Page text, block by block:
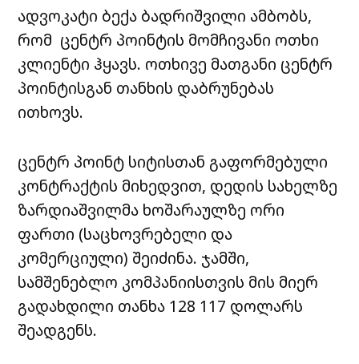
ადვოკატი ბექა ბადრიშვილი ამბობს,
რომ ცენტრ პოინტის მომჩივანი ოთხი
კლიენტი ჰყავს. ოთხივე მათგანი ცენტრ
პოინტისგან თანხის დაბრუნებას
ითხოვს.
ცენტრ პოინტ სიტისთან გაფორმებული
კონტრაქტის მიხედვით, დედის სახელზე
ზარდიაშვილმა ხოშარაულზე ორი
ფართი (საცხოვრებელი და
კომერციული) შეიძინა. ჯამში,
სამშენებლო კომპანიისთვის მის მიერ
გადახდილი თანხა 128 117 დოლარს
შეადგენს.